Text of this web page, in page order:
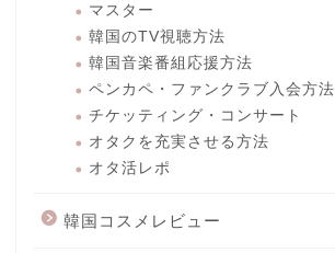
マスター
韓国のTV視聴方法
韓国音楽番組応援方法
ペンカペ・ファンクラブ入会方法
チケッティング・コンサート
オタクを充実させる方法
オタ活レポ
韓国コスメレビュー